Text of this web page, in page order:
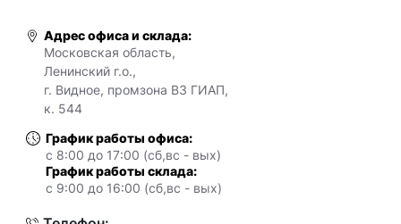
Адрес офиса и склада:
Московская область,
Ленинский г.о.,
г. Видное, промзона ВЗ ГИАП,
к. 544
График работы офиса:
с 8:00 до 17:00 (сб,вс - вых)
График работы склада:
с 9:00 до 16:00 (сб,вс - вых)